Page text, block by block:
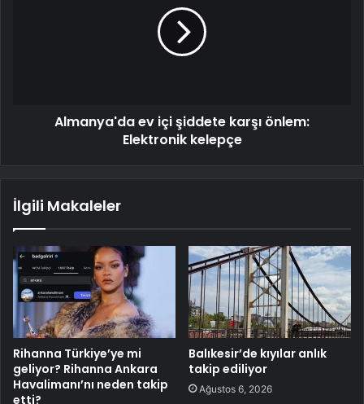
Almanya'da ev içi şiddete karşı önlem:
Elektronik kelepçe
İlgili Makaleler
Rihanna Türkiye’ye mi
geliyor? Rihanna Ankara
Havalimanı’nı neden takip
etti?
Balıkesir’de kıyılar anlık
takip ediliyor
Ağustos 6, 2026